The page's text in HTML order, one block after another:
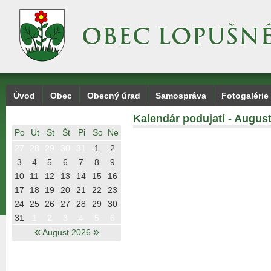
Úvod Obec Obecný úrad Samospráva Fotogalérie
Po Ut St Št Pi So Ne
« August 2026 »
1
2
3
4 5 6 7 8
9
10
11 12 13 14 15
16
17
18 19 20 21 22
23
24
25 26 27 28 29
30
31
Kalendár podujatí -